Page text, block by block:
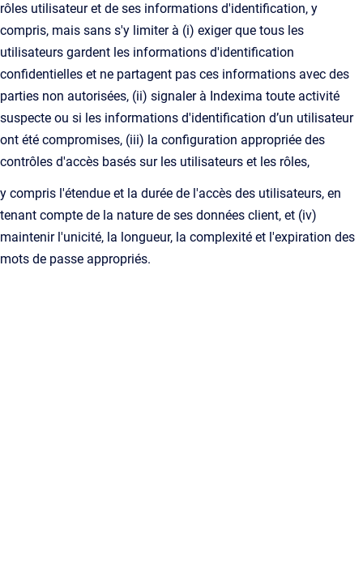
rôles utilisateur et de ses informations d'identification, y
compris, mais sans s'y limiter à (i) exiger que tous les
utilisateurs gardent les informations d'identification
confidentielles et ne partagent pas ces informations avec des
parties non autorisées, (ii) signaler à Indexima toute activité
suspecte ou si les informations d'identification d’un utilisateur
ont été compromises, (iii) la configuration appropriée des
contrôles d'accès basés sur les utilisateurs et les rôles,
y compris l'étendue et la durée de l'accès des utilisateurs, en
tenant compte de la nature de ses données client, et (iv)
maintenir l'unicité, la longueur, la complexité et l'expiration des
mots de passe appropriés.